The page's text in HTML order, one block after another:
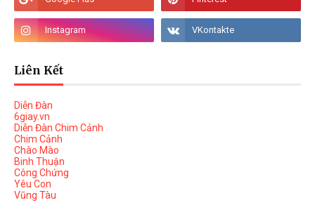
Liên Kết
Diễn Đàn
6giay.vn
Diễn Đàn Chim Cảnh
Chim Cảnh
Chào Mào
Binh Thuận
Công Chứng
Yêu Con
Vũng Tàu